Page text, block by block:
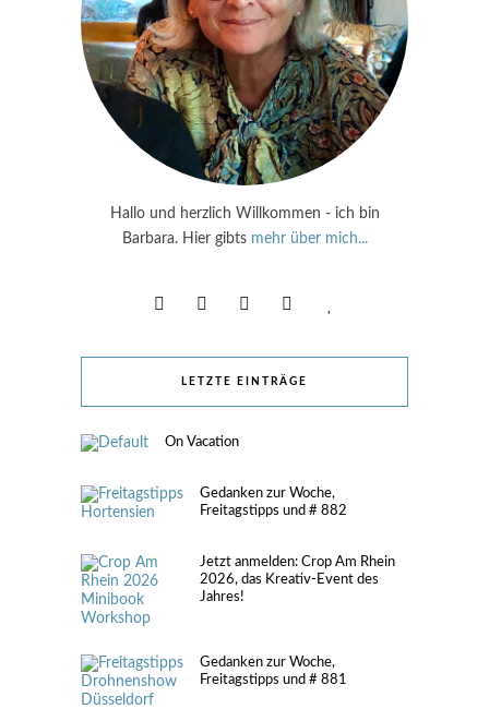
Hallo und herzlich Willkommen - ich bin
Barbara. Hier gibts mehr über mich...
LETZTE EINTRÄGE
On Vacation
Gedanken zur Woche,
Freitagstipps und # 882
Jetzt anmelden: Crop Am Rhein
2026, das Kreativ-Event des
Jahres!
Gedanken zur Woche,
Freitagstipps und # 881